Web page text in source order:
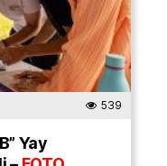
539
Yay